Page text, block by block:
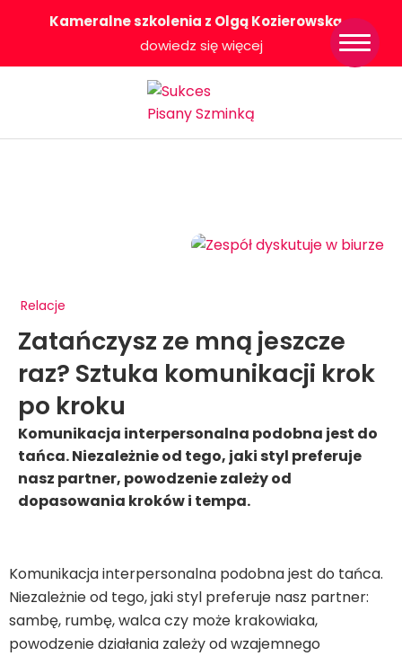
Kameralne szkolenia z Olgą Kozierowską-
dowiedz się więcej
Relacje
Zatańczysz ze mną jeszcze
raz? Sztuka komunikacji krok
po kroku
Komunikacja interpersonalna podobna jest do
tańca. Niezależnie od tego, jaki styl preferuje
nasz partner, powodzenie zależy od
dopasowania kroków i tempa.
Komunikacja interpersonalna podobna jest do tańca.
Niezależnie od tego, jaki styl preferuje nasz partner:
sambę, rumbę, walca czy może krakowiaka,
powodzenie działania zależy od wzajemnego
Strona główna
Konkurs Sukces
Pisany Szminką
Wsparcie dla